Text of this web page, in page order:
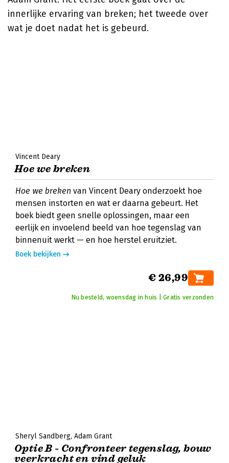
innerlijke ervaring van breken; het tweede over
wat je doet nadat het is gebeurd.
Vincent Deary
Hoe we breken
Hoe we breken van Vincent Deary onderzoekt hoe
mensen instorten en wat er daarna gebeurt. Het
boek biedt geen snelle oplossingen, maar een
eerlijk en invoelend beeld van hoe tegenslag van
binnenuit werkt — en hoe herstel eruitziet.
Boek bekijken
€ 26,99
Nu besteld, woensdag in huis | Gratis verzonden
Sheryl Sandberg Adam Grant
Optie B - Confronteer tegenslag, bouw
veerkracht en vind geluk